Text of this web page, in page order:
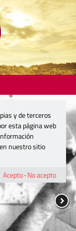
y de terceros
esta página web
nuestro sitio
Acepto· No acepto